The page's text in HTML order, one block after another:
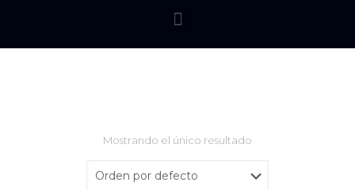
Mostrando el único resultado